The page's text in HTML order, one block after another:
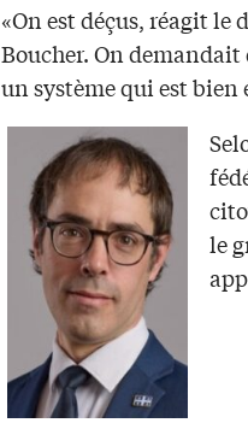
«On est déçus, réagit le
Boucher. On
un système qui est
le